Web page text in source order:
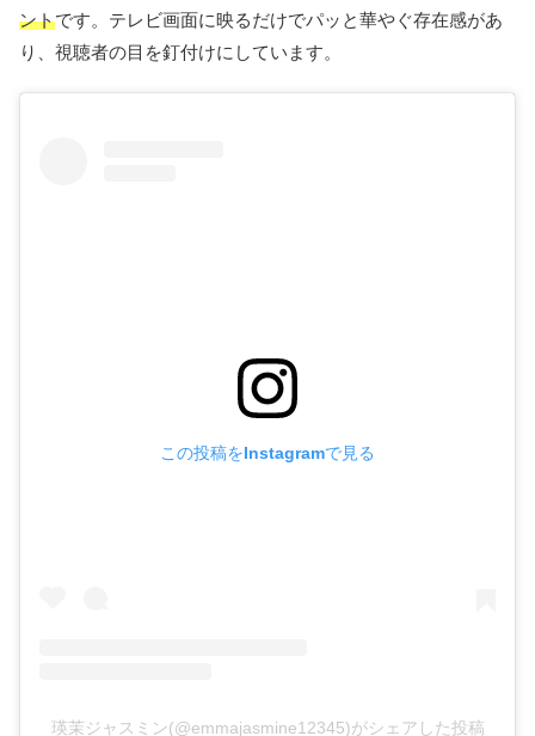
ントです。テレビ画面に映るだけでパッと華やぐ存在感があ
り、視聴者の目を釘付けにしています。
この投稿をInstagramで見る
瑛茉ジャスミン(@emmajasmine12345)がシェアした投稿